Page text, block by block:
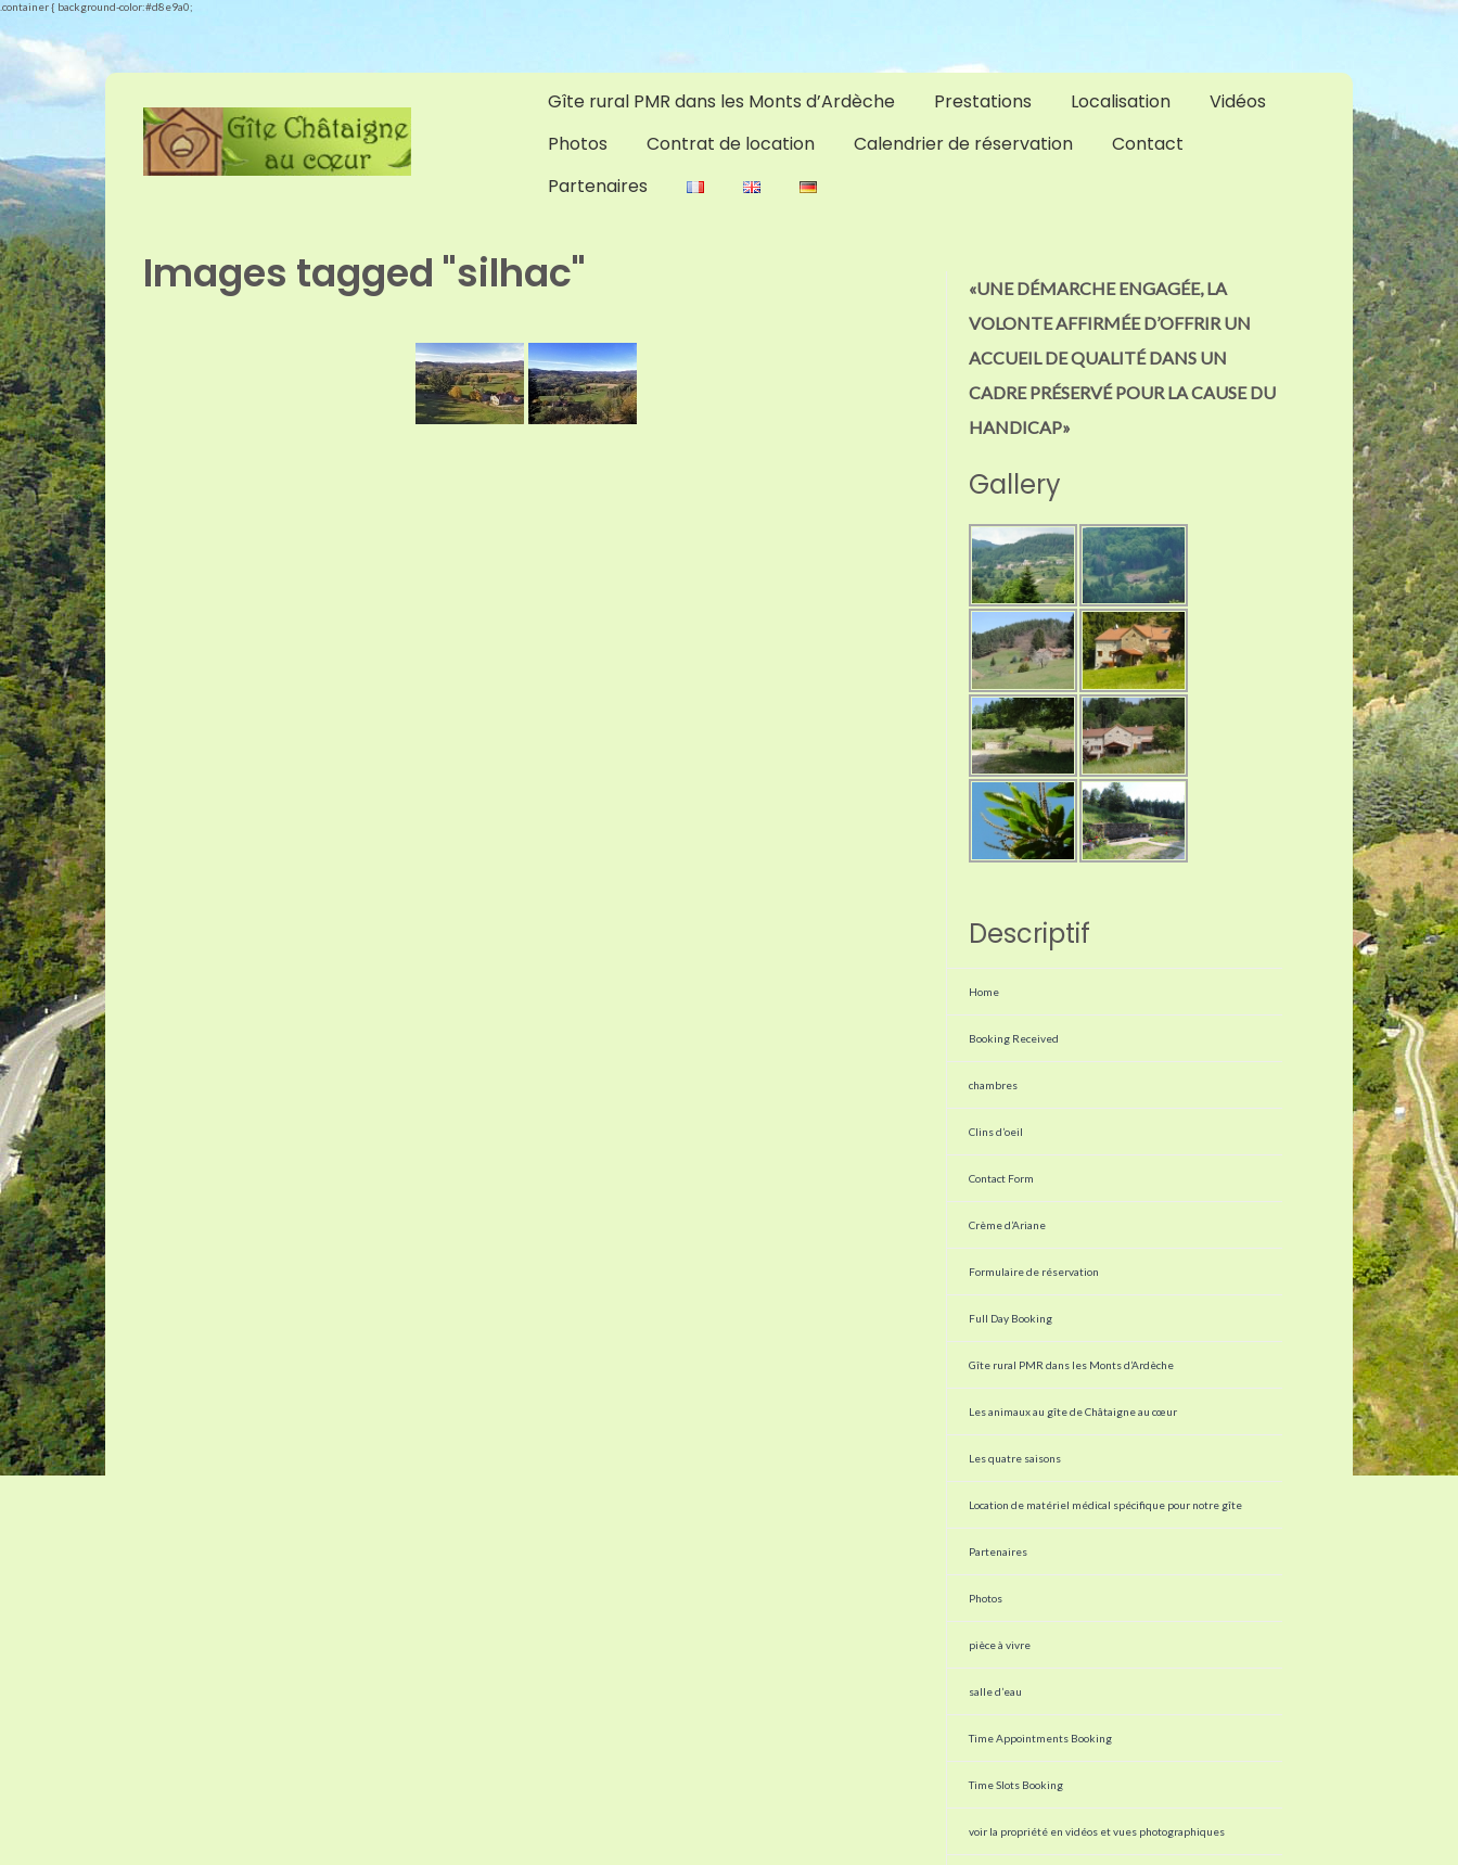
.container { background-color:#d8e9a0;
Gîte rural PMR dans les Monts d’Ardèche Prestations Localisation
Vidéos
Photos
Contrat de location Calendrier de réservation
Contact
Partenaires
Images tagged "silhac"
«UNE DÉMARCHE ENGAGÉE, LA
VOLONTE AFFIRMÉE D’OFFRIR UN
ACCUEIL DE QUALITÉ DANS UN
CADRE PRÉSERVÉ POUR LA CAUSE DU
HANDICAP»
Gallery
Descriptif
Home
Booking Received
chambres
Clins d’oeil
Contact Form
Crème d’Ariane
Formulaire de réservation
Full Day Booking
Gîte rural PMR dans les Monts d’Ardèche
Les animaux au gîte de Châtaigne au cœur
Les quatre saisons
Location de matériel médical spécifique pour notre gîte
Partenaires
Photos
pièce à vivre
salle d’eau
Time Appointments Booking
Time Slots Booking
voir la propriété en vidéos et vues photographiques